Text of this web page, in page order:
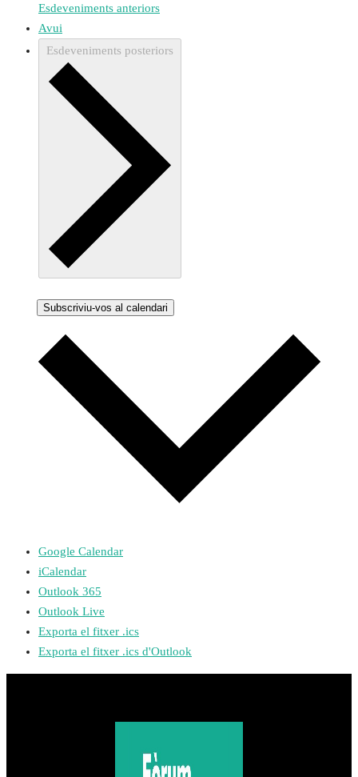
Esdeveniments anteriors
Avui
Esdeveniments posteriors
Subscriviu-vos al calendari
Google Calendar
iCalendar
Outlook 365
Outlook Live
Exporta el fitxer .ics
Exporta el fitxer .ics d'Outlook